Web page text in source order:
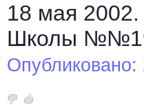
18 мая
Школы